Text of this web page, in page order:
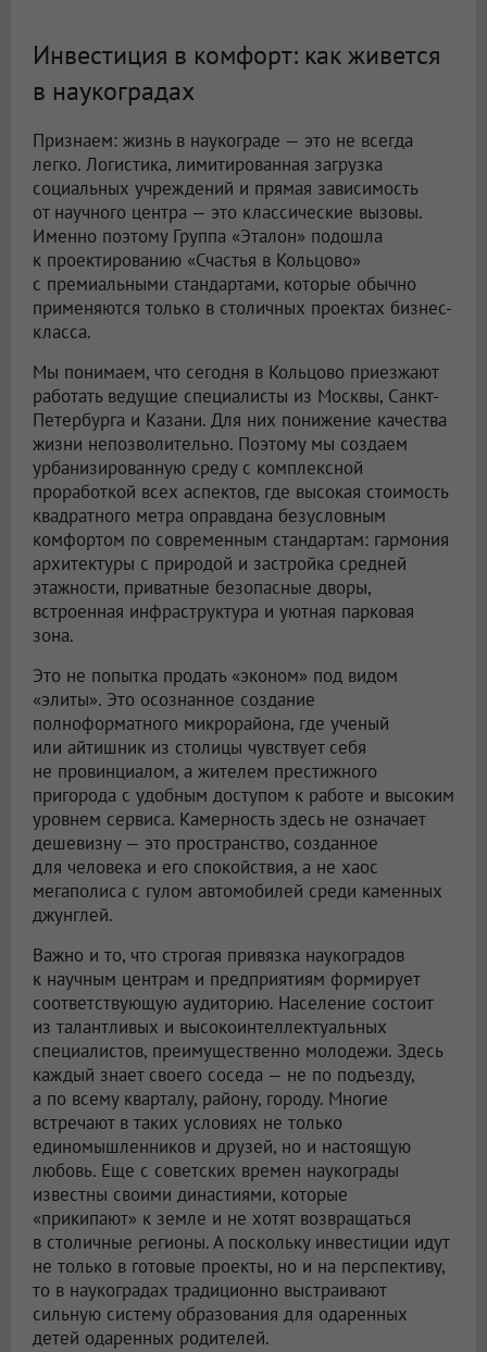
Инвестиция в комфорт: как живется
в наукоградах
Признаем: жизнь в наукограде — это не всегда
легко. Логистика, лимитированная загрузка
социальных учреждений и прямая зависимость
от научного центра — это классические вызовы.
Именно поэтому Группа «Эталон» подошла
к проектированию «Счастья в Кольцово»
с премиальными стандартами, которые обычно
применяются только в столичных проектах бизнес-
класса.
Мы понимаем, что сегодня в Кольцово приезжают
работать ведущие специалисты из Москвы, Санкт-
Петербурга и Казани. Для них понижение качества
жизни непозволительно. Поэтому мы создаем
урбанизированную среду с комплексной
проработкой всех аспектов, где высокая стоимость
квадратного метра оправдана безусловным
комфортом по современным стандартам: гармония
архитектуры с природой и застройка средней
этажности, приватные безопасные дворы,
встроенная инфраструктура и уютная парковая
зона.
Это не попытка продать «эконом» под видом
«элиты». Это осознанное создание
полноформатного микрорайона, где ученый
или айтишник из столицы чувствует себя
не провинциалом, а жителем престижного
пригорода с удобным доступом к работе и высоким
уровнем сервиса. Камерность здесь не означает
дешевизну — это пространство, созданное
для человека и его спокойствия, а не хаос
мегаполиса с гулом автомобилей среди каменных
джунглей.
Важно и то, что строгая привязка наукоградов
к научным центрам и предприятиям формирует
соответствующую аудиторию. Население состоит
из талантливых и высокоинтеллектуальных
специалистов, преимущественно молодежи. Здесь
каждый знает своего соседа — не по подъезду,
а по всему кварталу, району, городу. Многие
встречают в таких условиях не только
единомышленников и друзей, но и настоящую
любовь. Еще с советских времен наукограды
известны своими династиями, которые
«прикипают» к земле и не хотят возвращаться
в столичные регионы. А поскольку инвестиции идут
не только в готовые проекты, но и на перспективу,
то в наукоградах традиционно выстраивают
сильную систему образования для одаренных
детей одаренных родителей.